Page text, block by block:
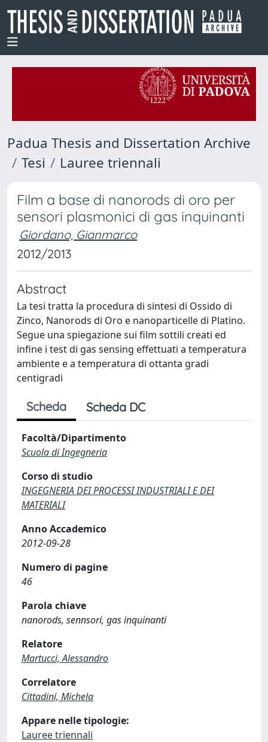
Padua Thesis and Dissertation Archive
Tesi
Lauree triennali
Film a base di nanorods di oro per
sensori plasmonici di gas inquinanti
Giordano, Gianmarco
2012/2013
Abstract
La tesi tratta la procedura di sintesi di Ossido di
Zinco, Nanorods di Oro e nanoparticelle di Platino.
Segue una spiegazione sui film sottili creati ed
infine i test di gas sensing effettuati a temperatura
ambiente e a temperatura di ottanta gradi
centigradi
Scheda Scheda DC
Facoltà/Dipartimento
Scuola di Ingegneria
Corso di studio
INGEGNERIA DEI PROCESSI INDUSTRIALI E DEI
MATERIALI
Anno Accademico
2012-09-28
Numero di pagine
46
Parola chiave
nanorods, sennsori, gas inquinanti
Relatore
Martucci, Alessandro
Correlatore
Cittadini, Michela
Appare nelle tipologie:
Lauree triennali